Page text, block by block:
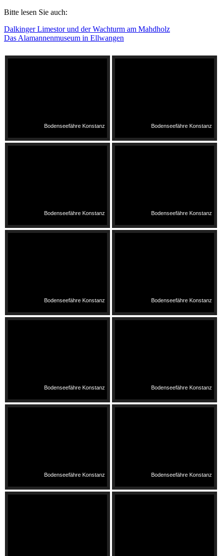
Bitte lesen Sie auch:
Dalkinger Limestor und der Wachturm am Mahdholz
Das Alamannenmuseum in Ellwangen
Bodenseefähre Konstanz Bodenseefähre Konstanz
Bodenseefähre Konstanz Bodenseefähre Konstanz
Bodenseefähre Konstanz Bodenseefähre Konstanz
Bodenseefähre Konstanz Bodenseefähre Konstanz
Bodenseefähre Konstanz Bodenseefähre Konstanz